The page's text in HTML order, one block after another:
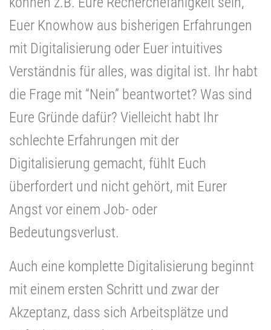
Euer Knowhow aus bisherigen Erfahrungen
mit Digitalisierung oder Euer intuitives
Verständnis für alles, was digital ist. Ihr habt
die Frage mit “Nein” beantwortet? Was sind
Eure Gründe dafür? Vielleicht habt Ihr
schlechte Erfahrungen mit der
Digitalisierung gemacht, fühlt Euch
überfordert und nicht gehört, mit Eurer
Angst vor einem Job- oder
Bedeutungsverlust.
Auch eine komplette Digitalisierung beginnt
mit einem ersten Schritt und zwar der
Akzeptanz, dass sich Arbeitsplätze und